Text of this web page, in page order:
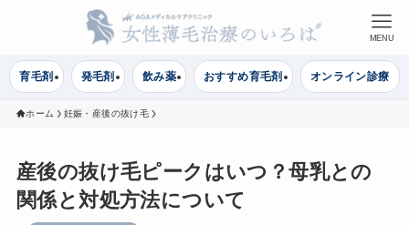
MENU
育毛剤 発毛剤 飲み薬 おすすめ育毛剤 オンライン診療
ホーム 妊娠・産後の抜け毛
産後の抜け毛ピークはいつ？母乳との
関係と対処方法について